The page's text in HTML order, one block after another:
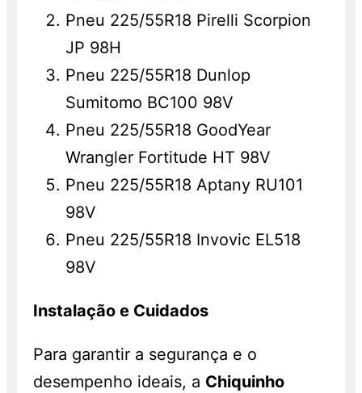
Pneu 225/55R18 Pirelli Scorpion
JP 98H
Pneu 225/55R18 Dunlop
Sumitomo BC100 98V
Pneu 225/55R18 GoodYear
Wrangler Fortitude HT 98V
Pneu 225/55R18 Aptany RU101
98V
Pneu 225/55R18 Invovic EL518
98V
Instalação e Cuidados
Para garantir a segurança e o
desempenho ideais, a Chiquinho